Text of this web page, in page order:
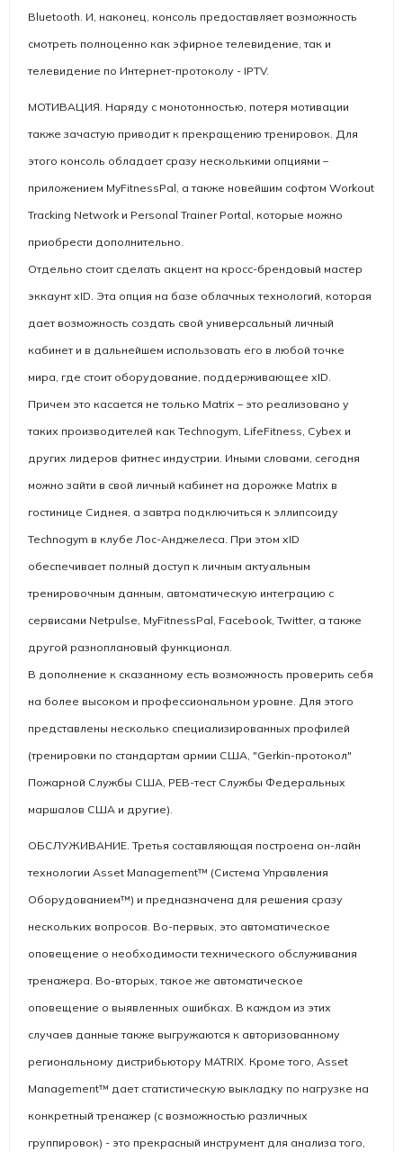
Bluetooth. И, наконец, консоль предоставляет возможность
смотреть полноценно как эфирное телевидение, так и
телевидение по Интернет-протоколу - IPTV.
МОТИВАЦИЯ. Наряду с монотонностью, потеря мотивации
также зачастую приводит к прекращению тренировок. Для
этого консоль обладает сразу несколькими опциями –
приложением MyFitnessPal, а также новейшим софтом Workout
Tracking Network и Personal Trainer Portal, которые можно
приобрести дополнительно.
Отдельно стоит сделать акцент на кросс-брендовый мастер
эккаунт xID. Эта опция на базе облачных технологий, которая
дает возможность создать свой универсальный личный
кабинет и в дальнейшем использовать его в любой точке
мира, где стоит оборудование, поддерживающее xID.
Причем это касается не только Matrix – это реализовано у
таких производителей как Technogym, LifeFitness, Cybex и
других лидеров фитнес индустрии. Иными словами, сегодня
можно зайти в свой личный кабинет на дорожке Matrix в
гостинице Сиднея, а завтра подключиться к эллипсоиду
Technogym в клубе Лос-Анджелеса. При этом xID
обеспечивает полный доступ к личным актуальным
тренировочным данным, автоматическую интеграцию с
сервисами Netpulse, MyFitnessPal, Facebook, Twitter, а также
другой разноплановый функционал.
В дополнение к сказанному есть возможность проверить себя
на более высоком и профессиональном уровне. Для этого
представлены несколько специализированных профилей
(тренировки по стандартам армии США, "Gerkin-протокол"
Пожарной Службы США, PEB-тест Службы Федеральных
маршалов США и другие).
ОБСЛУЖИВАНИЕ. Третья составляющая построена он-лайн
технологии Asset Management™ (Система Управления
Оборудованием™) и предназначена для решения сразу
нескольких вопросов. Во-первых, это автоматическое
оповещение о необходимости технического обслуживания
тренажера. Во-вторых, такое же автоматическое
оповещение о выявленных ошибках. В каждом из этих
случаев данные также выгружаются к авторизованному
региональному дистрибьютору MATRIX. Кроме того, Asset
Management™ дает статистическую выкладку по нагрузке на
конкретный тренажер (с возможностью различных
группировок) - это прекрасный инструмент для анализа того,